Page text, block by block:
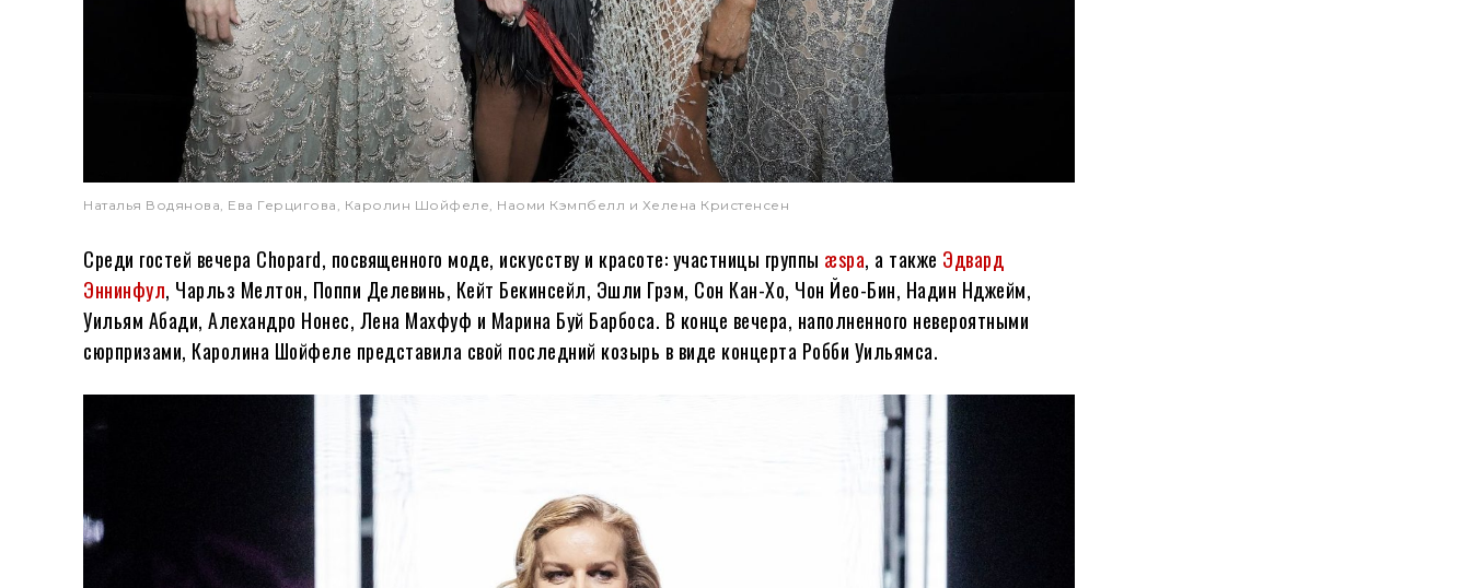
Наталья Водянова, Ева Герцигова, Каролин Шойфеле, Наоми Кэмпбелл и Хелена Кристенсен
Среди гостей вечера Chopard, посвященного моде, искусству и красоте: участницы группы æspa, а также Эдвард
Эннинфул, Чарльз Мелтон, Поппи Делевинь, Кейт Бекинсейл, Эшли Грэм, Сон Кан-Хо, Чон Йео-Бин, Надин Нджейм,
Уильям Абади, Алехандро Нонес, Лена Махфуф и Марина Буй Барбоса. В конце вечера, наполненного невероятными
сюрпризами, Каролина Шойфеле представила свой последний козырь в виде концерта Робби Уильямса.